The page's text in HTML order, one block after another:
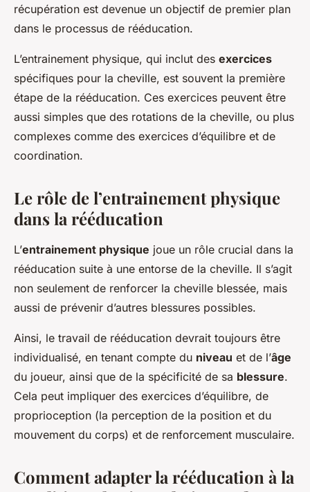
récupération est devenue un objectif de premier plan
dans le processus de rééducation.
L’entrainement physique, qui inclut des exercices
spécifiques pour la cheville, est souvent la première
étape de la rééducation. Ces exercices peuvent être
aussi simples que des rotations de la cheville, ou plus
complexes comme des exercices d’équilibre et de
coordination.
Le rôle de l’entrainement physique
dans la rééducation
L’entrainement physique joue un rôle crucial dans la
rééducation suite à une entorse de la cheville. Il s’agit
non seulement de renforcer la cheville blessée, mais
aussi de prévenir d’autres blessures possibles.
Ainsi, le travail de rééducation devrait toujours être
individualisé, en tenant compte du niveau et de l’âge
du joueur, ainsi que de la spécificité de sa blessure.
Cela peut impliquer des exercices d’équilibre, de
proprioception (la perception de la position et du
mouvement du corps) et de renforcement musculaire.
Comment adapter la rééducation à la